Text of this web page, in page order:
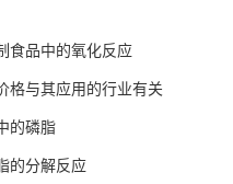
食品中的氧化反应
格与其应用的行业有关
的磷脂
的分解反应